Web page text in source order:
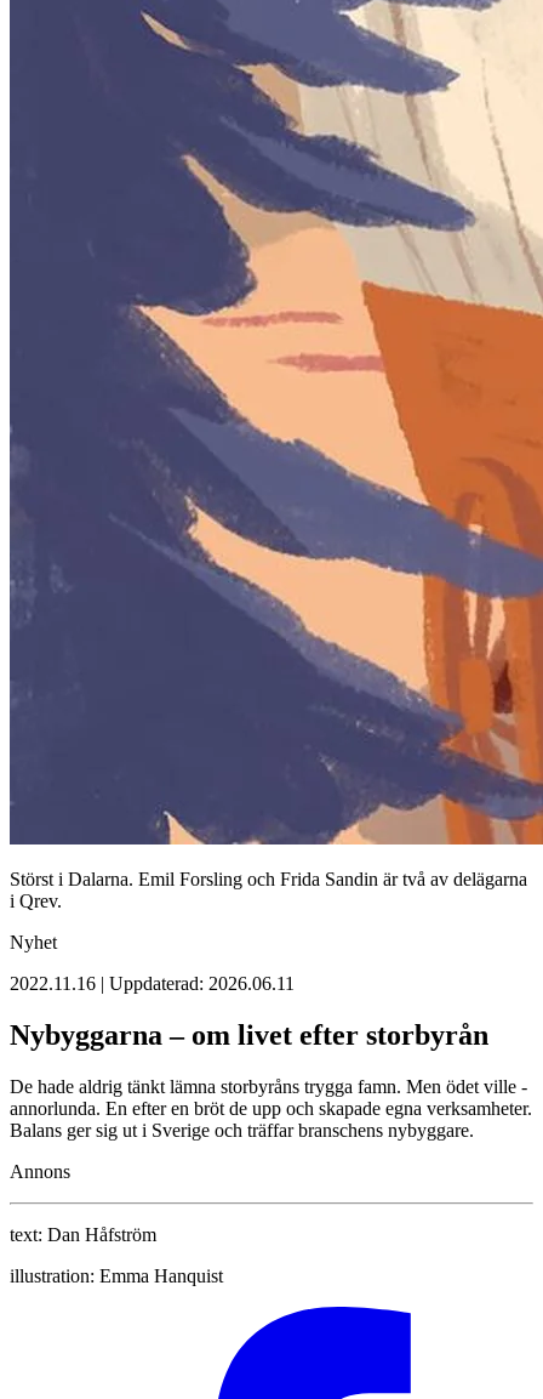
Störst i Dalarna. Emil Forsling och Frida Sandin är två av delägarna
i Qrev.
Nyhet
2022.11.16 | Uppdaterad: 2026.06.11
Nybyggarna – om livet efter storbyrån
De hade aldrig tänkt lämna storbyråns trygga famn. Men ödet ville ­
annorlunda. En efter en bröt de upp och ­skapade egna verksamheter.
Balans ger sig ut i Sverige och träffar branschens ­nybyggare.
Annons
text: Dan Håfström
illustration: Emma Hanquist